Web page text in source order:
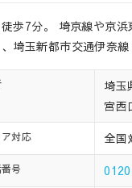
歩7分。 埼京線や京
埼玉新都市交通伊奈
埼玉
宮西
対応 全国
号